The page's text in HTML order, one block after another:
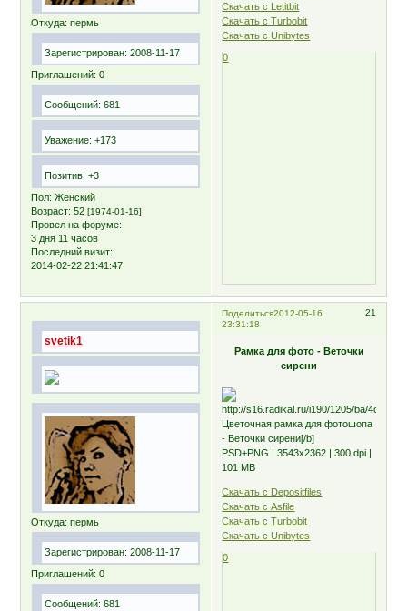
Откуда: пермь
Зарегистрирован: 2008-11-17
Приглашений: 0
Сообщений: 681
Уважение: +173
Позитив: +3
Пол: Женский
Возраст: 52[1974-01-16]
Провел на форуме:
3 дня 11 часов
Последний визит:
2014-02-22 21:41:47
Скачать с Letitbit
Скачать с Turbobit
Скачать с Unibytes
0
Поделиться 21
2012-05-16
23:31:18
svetik1
Откуда: пермь
Зарегистрирован: 2008-11-17
Приглашений: 0
Сообщений: 681
Рамка для фото - Веточки
сирени
Цветочная рамка для фотошопа
- Веточки сирени[/b]
PSD+PNG | 3543х2362 | 300 dpi |
101 MB
Скачать с Depositfiles
Скачать с Asfile
Скачать с Turbobit
Скачать с Unibytes
0